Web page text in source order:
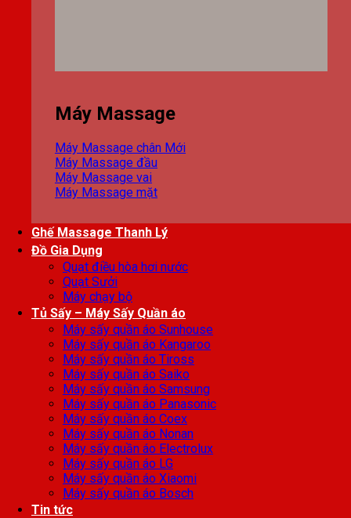
Máy Massage
Máy Massage chân
Máy Massage đầu
Máy Massage vai
Máy Massage mặt
Ghế Massage Thanh Lý
Đồ Gia Dụng
Quạt điều hòa hơi nước
Quạt Sưởi
Máy chạy bộ
Tủ Sấy – Máy Sấy Quần áo
Máy sấy quần áo Sunhouse
Máy sấy quần áo Kangaroo
Máy sấy quần áo Tiross
Máy sấy quần áo Saiko
Máy sấy quần áo Samsung
Máy sấy quần áo Panasonic
Máy sấy quần áo Coex
Máy sấy quần áo Nonan
Máy sấy quần áo Electrolux
Máy sấy quần áo LG
Máy sấy quần áo Xiaomi
Máy sấy quần áo Bosch
Tin tức